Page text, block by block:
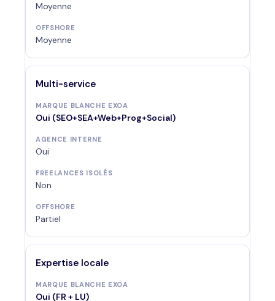
Moyenne
Moyenne
Multi-service
Oui (SEO+SEA+Web+Prog+Social)
Oui
Non
Partiel
Expertise locale
Oui (FR + LU)